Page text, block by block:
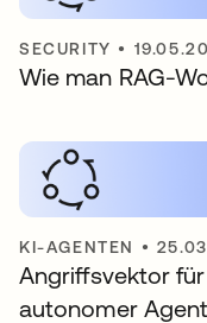
SECURITY •
Wie man RAG-
KI-AGENTEN •
Angriffsvektor
autonomer